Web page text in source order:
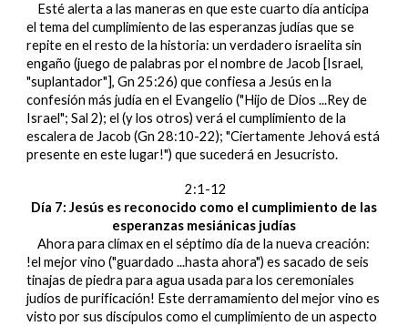
Esté alerta a las maneras en que este cuarto día anticipa
el tema del cumplimiento de las esperanzas judías que se
repite en el resto de la historia: un verdadero israelita sin
engaño (juego de palabras por el nombre de Jacob [Israel,
"suplantador"], Gn 25:26) que confiesa a Jesús en la
confesión más judía en el Evangelio ("Hijo de Dios ...Rey de
Israel"; Sal 2); el (y los otros) verá el cumplimiento de la
escalera de Jacob (Gn 28:10-22); "Ciertamente Jehová está
presente en este lugar!") que sucederá en Jesucristo.
2:1-12
Día 7: Jesús es reconocido como el cumplimiento de las
esperanzas mesiánicas judías
Ahora para clímax en el séptimo día de la nueva creación:
!el mejor vino ("guardado ...hasta ahora") es sacado de seis
tinajas de piedra para agua usada para los ceremoniales
judíos de purificación! Este derramamiento del mejor vino es
visto por sus discípulos como el cumplimiento de un aspecto